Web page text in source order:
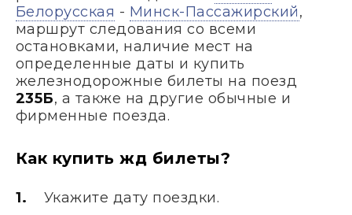
Белорусская - Минск-Пассажирский,
маршрут следования со всеми
остановками, наличие мест на
определенные даты и купить
железнодорожные билеты на поезд
235Б, а также на другие обычные и
фирменные поезда.
Как купить жд билеты?
Укажите дату поездки.